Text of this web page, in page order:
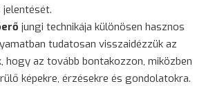
jungi technikája különösen hasznos
tudatosan visszaidézzük az
hogy az tovább bontakozzon, miközben
képekre, érzésekre és gondolatokra.